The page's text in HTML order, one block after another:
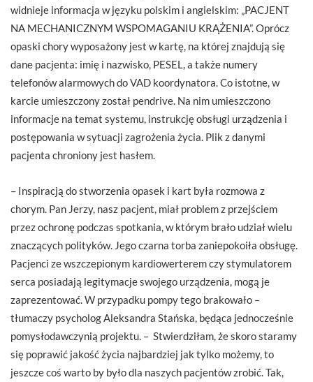
widnieje informacja w języku polskim i angielskim: „PACJENT
NA MECHANICZNYM WSPOMAGANIU KRĄŻENIA”. Oprócz
opaski chory wyposażony jest w kartę, na której znajdują się
dane pacjenta: imię i nazwisko, PESEL, a także numery
telefonów alarmowych do VAD koordynatora. Co istotne, w
karcie umieszczony został pendrive. Na nim umieszczono
informacje na temat systemu, instrukcję obsługi urządzenia i
postępowania w sytuacji zagrożenia życia. Plik z danymi
pacjenta chroniony jest hasłem.
– Inspiracją do stworzenia opasek i kart była rozmowa z
chorym. Pan Jerzy, nasz pacjent, miał problem z przejściem
przez ochronę podczas spotkania, w którym brało udział wielu
znaczących polityków. Jego czarna torba zaniepokoiła obsługę.
Pacjenci ze wszczepionym kardiowerterem czy stymulatorem
serca posiadają legitymacje swojego urządzenia, mogą je
zaprezentować. W przypadku pompy tego brakowało –
tłumaczy psycholog Aleksandra Stańska, będąca jednocześnie
pomysłodawczynią projektu. – Stwierdziłam, że skoro staramy
się poprawić jakość życia najbardziej jak tylko możemy, to
jeszcze coś warto by było dla naszych pacjentów zrobić. Tak,